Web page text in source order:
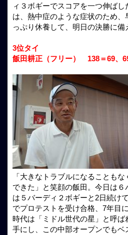
ィ３ボギーでスコアを一つ伸ば
は、熱中症のような症状のため、
っぷり休養して、明日の決勝に備
3位タイ
飯田耕正（フリー） 138＝69、69
「大きなトラブルになることも
できた」と笑顔の飯田。今日は６
は５バーディ２ボギーと2日続け
でプロテストを受け合格、7年目
時代は「ミドル世代の星」と呼ば
手にし、この中部オープンでもベ